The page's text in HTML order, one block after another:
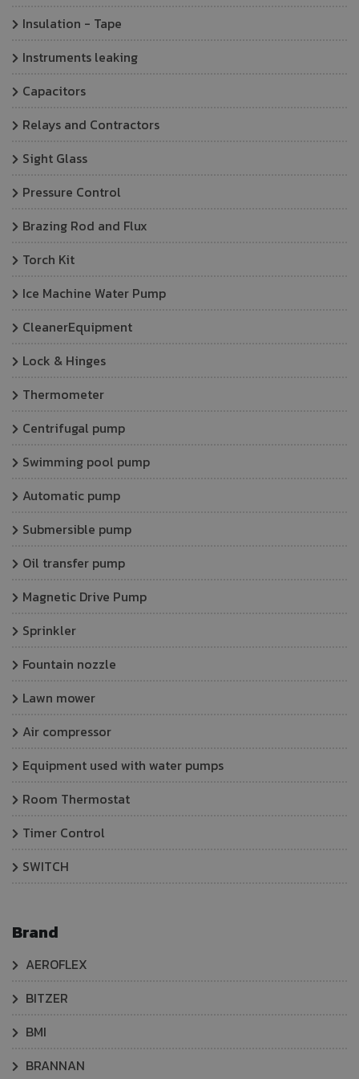
Insulation - Tape
Instruments leaking
Capacitors
Relays and Contractors
Sight Glass
Pressure Control
Brazing Rod and Flux
Torch Kit
Ice Machine Water Pump
CleanerEquipment
Lock & Hinges
Thermometer
Centrifugal pump
Swimming pool pump
Automatic pump
Submersible pump
Oil transfer pump
Magnetic Drive Pump
Sprinkler
Fountain nozzle
Lawn mower
Air compressor
Equipment used with water pumps
Room Thermostat
Timer Control
SWITCH
Brand
AEROFLEX
BITZER
BMI
BRANNAN